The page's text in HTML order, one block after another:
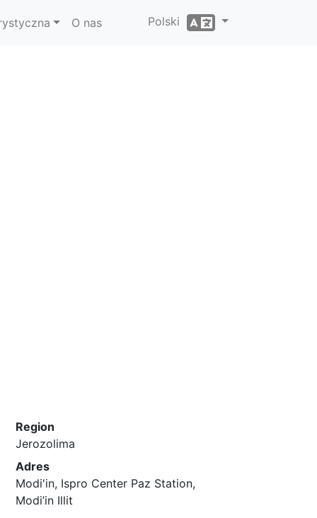
O nas Polski
Region
Jerozolima
Adres
Modi'in, Ispro Center Paz Station,
Modi’in Illit